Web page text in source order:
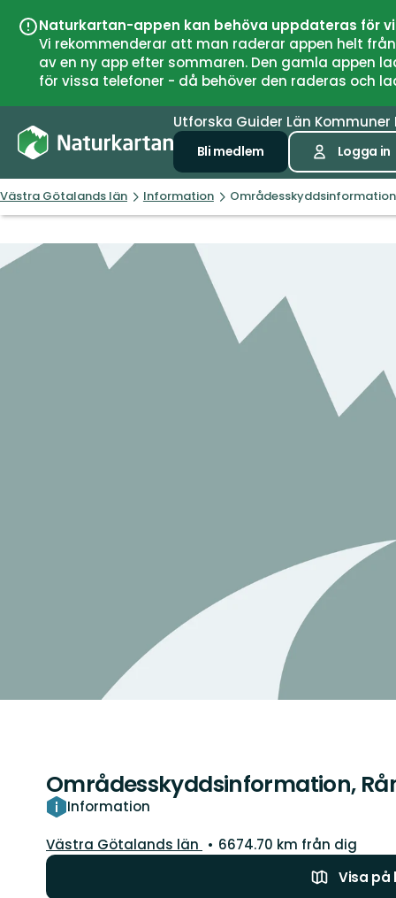
Naturkartan-appen kan behöva uppdateras för
Vi rekommenderar att man raderar appen helt
av en ny app efter sommaren. Den gamla
för vissa telefoner - då behöver den raderas och
Utforska Guider Län Kommuner
Bli medlem Logga in
Västra Götalands län Information
Områdesskyddsinformation,
Information
Län:
Västra Götalands län
6674.70 km från dig
Visa på